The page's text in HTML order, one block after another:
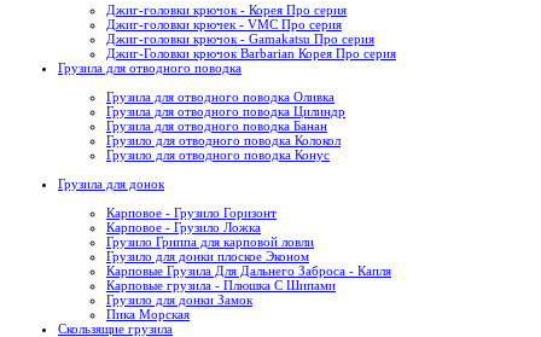
Джиг-головки крючок - Корея Про серия
Джиг-головки крючек - VMC Про серия
Джиг-головки крючок - Gamakatsu Про серия
Джиг-Головки крючок Barbarian Корея Про серия
Грузила для отводного поводка
Грузила для отводного поводка Оливка
Грузила для отводного поводка Цилиндр
Грузила для отводного поводка Банан
Грузило для отводного поводка Колокол
Грузило для отводного поводка Конус
Грузила для донок
Карповое - Грузило Горизонт
Карповое - Грузило Ложка
Грузило Гриппа для карповой ловли
Грузило для донки плоское Эконом
Карповые Грузила Для Дальнего Заброса - Капля
Карповые грузила - Плюшка С Шипами
Грузило для донки Замок
Пика Морская
Скользящие грузила